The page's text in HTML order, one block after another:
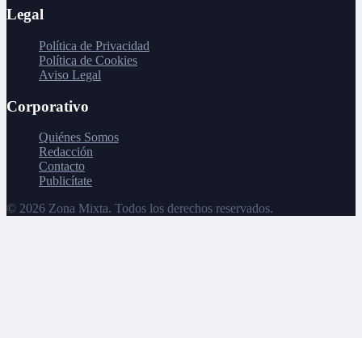
Legal
Política de Privacidad
Política de Cookies
Aviso Legal
Corporativo
Quiénes Somos
Redacción
Contacto
Publicítate
© 2026 Zona Mixta. Todos los derechos reservados.